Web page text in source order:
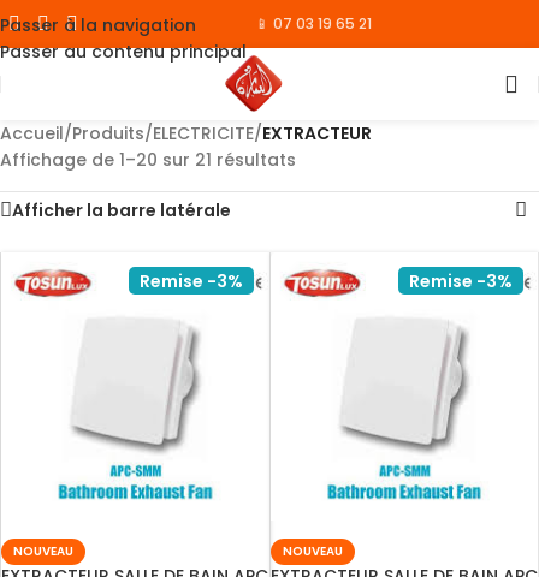
Passer à la navigation
Passer au contenu principal
📱 07 03 19 65 21
Accueil/Produits/ELECTRICITE/EXTRACTEUR
Affichage de 1–20 sur 21 résultats
Afficher la barre latérale
Remise -3%
NOUVEAU
Remise -3%
NOUVEAU